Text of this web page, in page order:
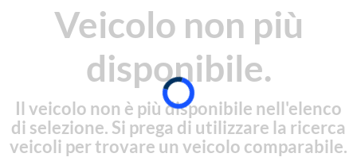
Veicolo non più
disponibile.
Il veicolo non è più disponibile nell'elenco
di selezione. Si prega di utilizzare la ricerca
veicoli per trovare un veicolo comparabile.